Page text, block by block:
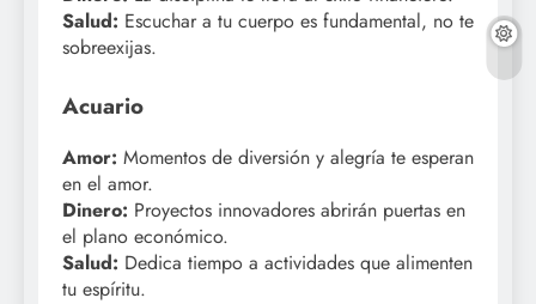
Salud: Escuchar a tu cuerpo es fundamental, no te
sobreexijas.
Acuario
Amor: Momentos de diversión y alegría te esperan
en el amor.
Dinero: Proyectos innovadores abrirán puertas en
el plano económico.
Salud: Dedica tiempo a actividades que alimenten
tu espíritu.